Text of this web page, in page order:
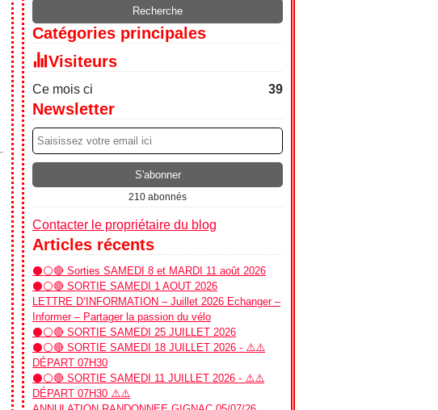
Catégories principales
Visiteurs
Ce mois ci 39
Newsletter
210 abonnés
Contacter le propriétaire du blog
Articles récents
⚫⚪🔴 Sorties SAMEDI 8 et MARDI 11 août 2026
⚫⚪🔴 SORTIE SAMEDI 1 AOUT 2026
LETTRE D’INFORMATION – Juillet 2026 Echanger –
Informer – Partager la passion du vélo
⚫⚪🔴 SORTIE SAMEDI 25 JUILLET 2026
⚫⚪🔴 SORTIE SAMEDI 18 JUILLET 2026 - ⚠️⚠️
DÉPART 07H30
⚫⚪🔴 SORTIE SAMEDI 11 JUILLET 2026 - ⚠️⚠️
DÉPART 07H30 ⚠️⚠️